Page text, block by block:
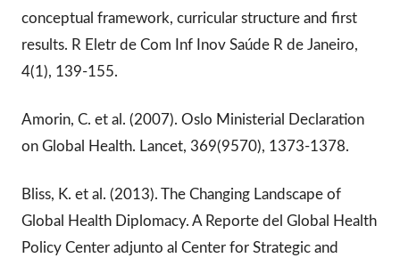
conceptual framework, curricular structure and first
results. R Eletr de Com Inf Inov Saúde R de Janeiro,
4(1), 139-155.
Amorin, C. et al. (2007). Oslo Ministerial Declaration
on Global Health. Lancet, 369(9570), 1373-1378.
Bliss, K. et al. (2013). The Changing Landscape of
Global Health Diplomacy. A Reporte del Global Health
Policy Center adjunto al Center for Strategic and